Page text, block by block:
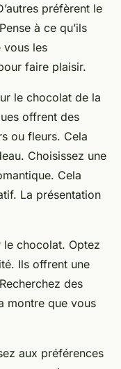
préfèrent le
à ce qu’ils
vous les
faire plaisir.
le chocolat de la
offrent des
ou fleurs. Cela
Choisissez une
Cela
La présentation
chocolat. Optez
Ils offrent une
des
montre que vous
aux préférences